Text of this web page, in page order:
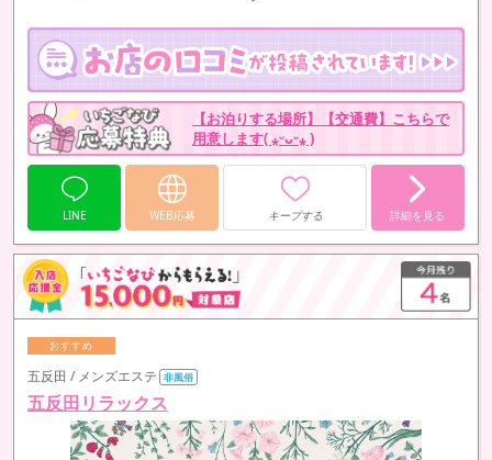
【お泊りする場所】【交通費】こちらで
用意します( ⁎ᵕᴗᵕ⁎ )
LINE WEB応募 キープする 詳細を見る
五反田 / メンズエステ 非風俗
五反田リラックス